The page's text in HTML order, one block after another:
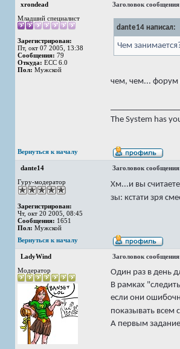
xrondead Заголовок
Младший специалист
Зарегистрирован:
Пт, окт 07 2005, 13:38
Сообщения: 79
Откуда: ECC 6.0
Пол: Мужской
dante14 написал:
Чем
чем, чем... форум
The System has
Вернуться к началу
dante14 Заголовок
Гуру-модератор
Зарегистрирован:
Чт, окт 20 2005, 08:45
Сообщения: 1651
Пол: Мужской
Хм...и вы
зы: кстати зря
Вернуться к началу
LadyWind Заголовок
Модератор
Один раз в день
В рамках
если они
показывать всем
А первым